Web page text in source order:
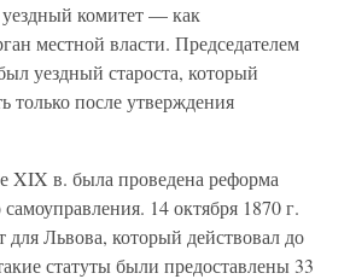
комитет — как
местной власти. Председателем
уездный староста, который
только после утверждения
XIX в. была проведена реформа
14 октября 1870 г.
для Львова, который действовал до
статуты были предоставлены 33